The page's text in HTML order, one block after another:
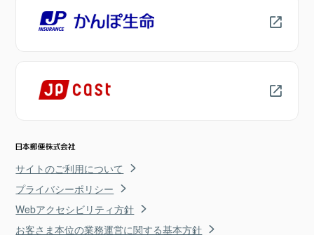
サイトのご利用について
プライバシーポリシー
Webアクセシビリティ方針
お客さま本位の業務運営に関する基本方針